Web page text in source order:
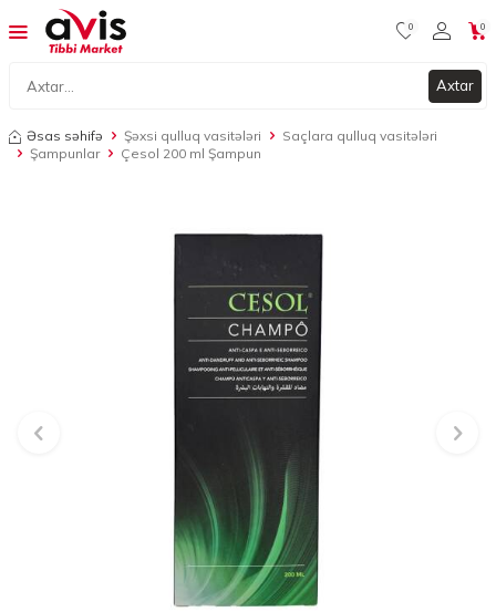
Axtar
0 0
Əsas səhifə Şəxsi qulluq vasitələri
Saçlara qulluq vasitələri
Şampunlar
Çesol 200 ml Şampun